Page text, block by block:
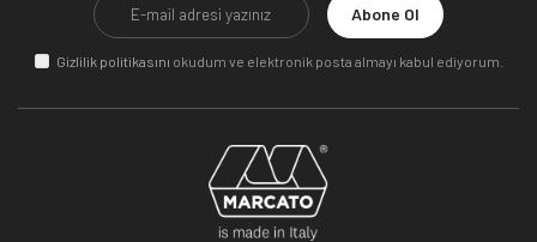
Abone Ol
Gizlilik politikasını okudum ve elektronik posta almayı kabul ediyorum.